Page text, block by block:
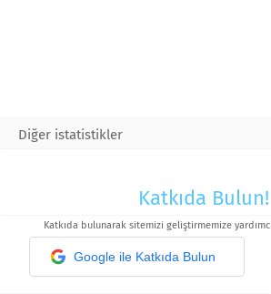
Diğer istatistikler
Katkıda Bulun!
Katkıda bulunarak sitemizi geliştirmemize
Google ile Katkıda Bulun